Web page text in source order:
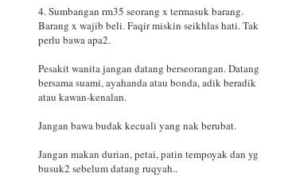
4. Sumbangan rm35 seorang x termasuk barang.
Barang x wajib beli. Faqir miskin seikhlas hati. Tak
perlu bawa apa2.
Pesakit wanita jangan datang berseorangan. Datang
bersama suami, ayahanda atau bonda, adik beradik
atau kawan-kenalan.
Jangan bawa budak kecuali yang nak berubat.
Jangan makan durian, petai, patin tempoyak dan yg
busuk2 sebelum datang ruqyah..